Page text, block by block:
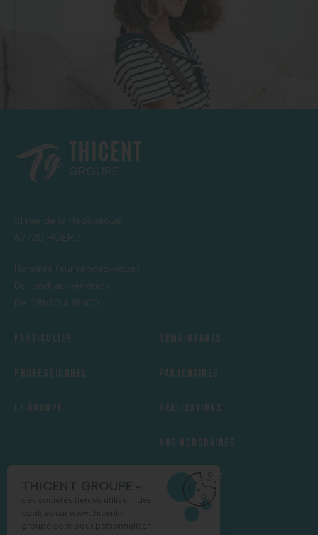
31 rue de la République
67720 HOERDT
Horaires (sur rendez-vous) :
Du lundi au vendredi
De 08h30 à 18h00
Particulier
Professionnel
Le groupe
Témoignages
Partenaires
Réalisations
Nos honoraires
Recrutement
THICENT GROUPE